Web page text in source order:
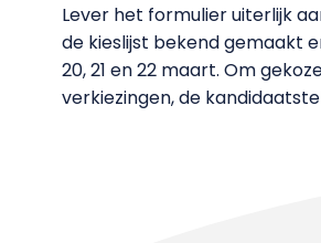
Lever het formulier uiterlijk
de kieslijst bekend gemaakt
20, 21 en 22 maart. Om
verkiezingen, de